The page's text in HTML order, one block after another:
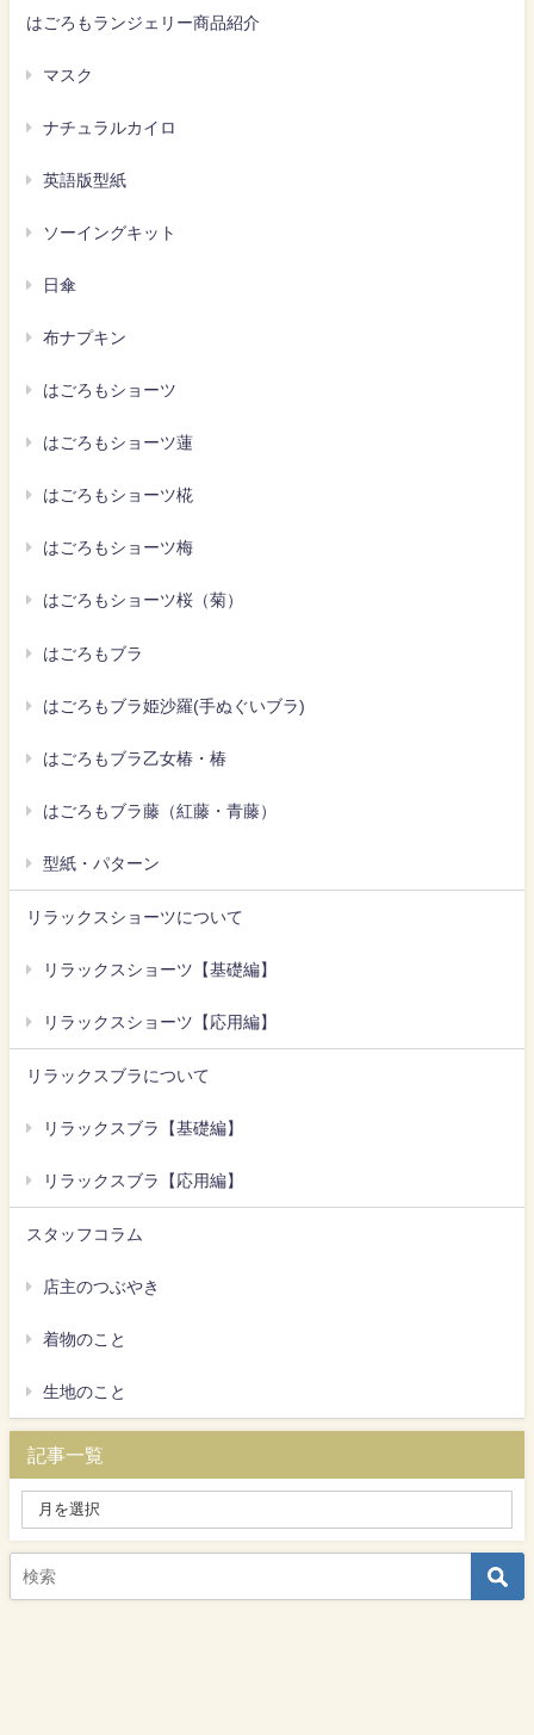
はごろもランジェリー商品紹介
マスク
ナチュラルカイロ
英語版型紙
ソーイングキット
日傘
布ナプキン
はごろもショーツ
はごろもショーツ蓮
はごろもショーツ椛
はごろもショーツ梅
はごろもショーツ桜（菊）
はごろもブラ
はごろもブラ姫沙羅(手ぬぐいブラ)
はごろもブラ乙女椿・椿
はごろもブラ藤（紅藤・青藤）
型紙・パターン
リラックスショーツについて
リラックスショーツ【基礎編】
リラックスショーツ【応用編】
リラックスブラについて
リラックスブラ【基礎編】
リラックスブラ【応用編】
スタッフコラム
店主のつぶやき
着物のこと
生地のこと
記事一覧